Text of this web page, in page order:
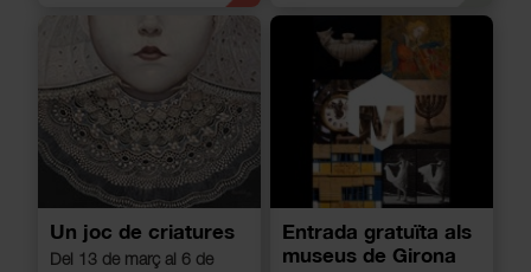
Un joc de criatures
Del 13 de març al 6 de
Entrada gratuïta als
museus de Girona